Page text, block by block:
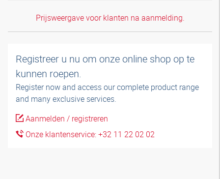
Prijsweergave voor klanten na aanmelding.
Registreer u nu om onze online shop op te
kunnen roepen.
Register now and access our complete product range
and many exclusive services.
Aanmelden / registreren
Onze klantenservice: +32 11 22 02 02